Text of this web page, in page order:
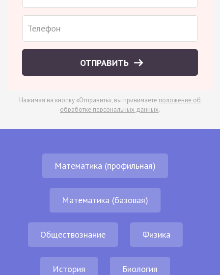
ОТПРАВИТЬ
Нажимая на кнопку «Отправить», вы принимаете положение об
обработке персональных данных.
Математика (профильная)
Математика (базовая)
Обществознание Физика
История Биология